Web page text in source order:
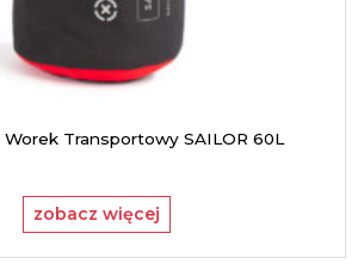
Worek Transportowy SAILOR 60L
zobacz więcej